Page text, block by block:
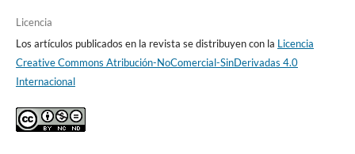
Licencia
Los artículos publicados en la revista se distribuyen con la Licencia
Creative Commons Atribución-NoComercial-SinDerivadas 4.0
Internacional